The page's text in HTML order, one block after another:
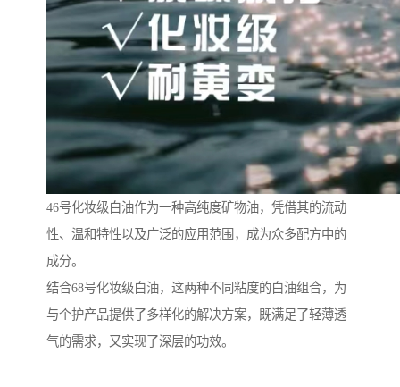
46号化妆级白油作为一种高纯度矿物油，凭借其的流动
性、温和特性以及广泛的应用范围，成为众多配方中的
成分。
结合68号化妆级白油，这两种不同粘度的白油组合，为
与个护产品提供了多样化的解决方案，既满足了轻薄透
气的需求，又实现了深层的功效。